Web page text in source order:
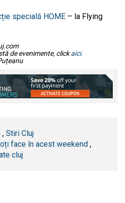
specială HOME – la Flying
de evenimente, clickaici.
, Stiri Cluj
face în acest weekend ,
cluj